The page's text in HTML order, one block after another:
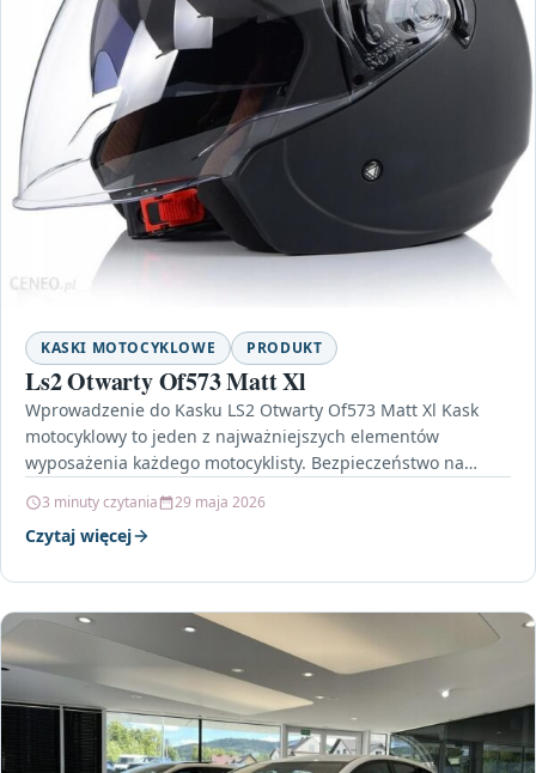
KASKI MOTOCYKLOWE PRODUKT
Ls2 Otwarty Of573 Matt Xl
Wprowadzenie do Kasku LS2 Otwarty Of573 Matt Xl Kask
motocyklowy to jeden z najważniejszych elementów
wyposażenia każdego motocyklisty. Bezpieczeństwo na
3 minuty czytania 29 maja 2026
Czytaj więcej